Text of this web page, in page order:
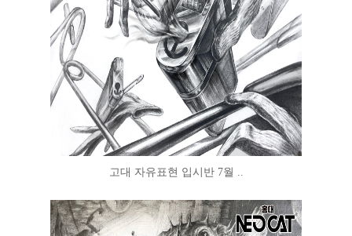
고대 자유표현 입시반 7월 ..